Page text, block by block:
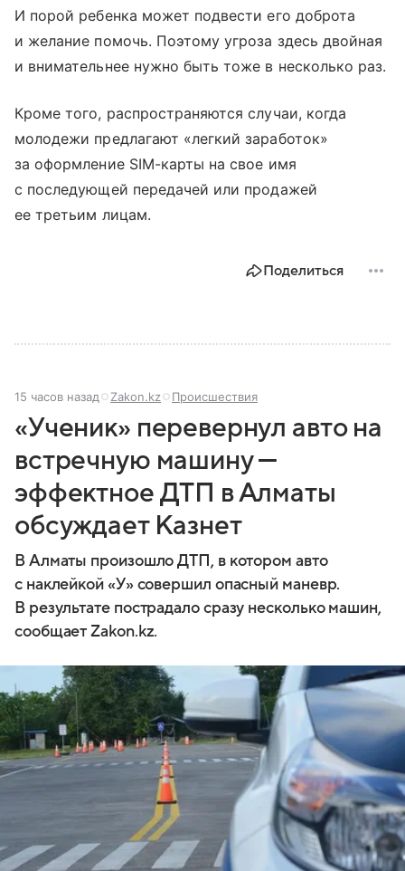
И порой ребенка может подвести его доброта
и желание помочь. Поэтому угроза здесь двойная
и внимательнее нужно быть тоже в несколько раз.
Кроме того, распространяются случаи, когда
молодежи предлагают «легкий заработок»
за оформление SIM-карты на свое имя
с последующей передачей или продажей
ее третьим лицам.
Поделиться
15 часов назад Zakon.kz Происшествия
«Ученик» перевернул авто на
встречную машину —
эффектное ДТП в Алматы
обсуждает Казнет
В Алматы произошло ДТП, в котором авто
с наклейкой «У» совершил опасный маневр.
В результате пострадало сразу несколько машин,
сообщает Zakon.kz.